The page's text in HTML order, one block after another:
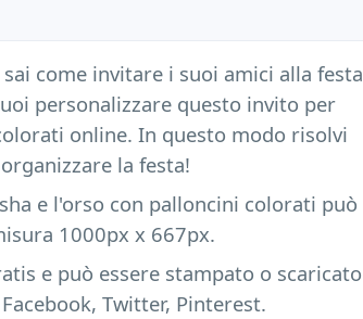
come invitare i suoi amici alla festa
personalizzare questo invito per
online. In questo modo risolvi
la festa!
e l'orso con palloncini colorati può
1000px x 667px.
e può essere stampato o scaricato
Twitter, Pinterest.